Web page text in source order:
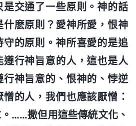
交通了一些原則。神的話
麽原則？愛神所愛，恨神
守的原則。神所喜愛的是追
遵行神旨意的人，這也是人
神旨意的、恨神的、悖逆
的人，我們也應該厭憎：
……撒但用這些傳統文化、